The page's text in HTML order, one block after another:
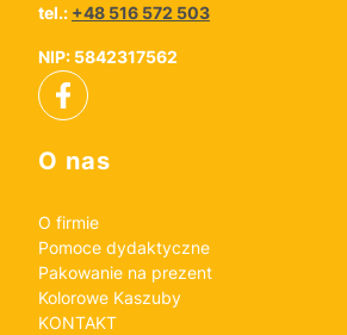
tel.: +48 516 572 503
NIP: 5842317562
Linki w stopce
O nas
O firmie
Pomoce dydaktyczne
Pakowanie na prezent
Kolorowe Kaszuby
KONTAKT